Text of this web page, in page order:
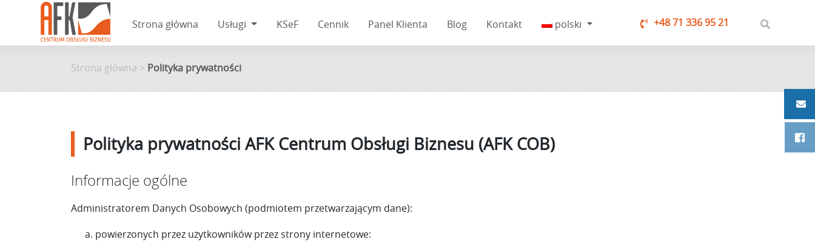
Skip
to
Strona główna Usługi KSeF Cennik Panel Klienta Blog Kontakt polski +48 71 336 95 21
Strona główna > Polityka prywatności
Polityka prywatności AFK Centrum Obsługi Biznesu (AFK COB)
Informacje ogólne
Administratorem Danych Osobowych (podmiotem przetwarzającym dane):
powierzonych przez użytkowników przez strony internetowe: